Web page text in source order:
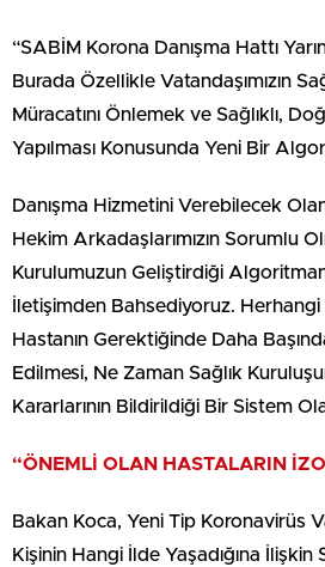
“SABİM Korona Danışma Hattı
Burada Özellikle Vatandaşımızın
Müracatını Önlemek ve Sağlıklı,
Yapılması Konusunda Yeni Bir
Danışma Hizmetini Verebilecek
Hekim Arkadaşlarımızın Sorumlu
Kurulumuzun Geliştirdiği
İletişimden Bahsediyoruz.
Hastanın Gerektiğinde Daha
Edilmesi, Ne Zaman Sağlık
Kararlarının Bildirildiği Bir Sistem
“ÖNEMLİ OLAN HASTALARIN
Bakan Koca, Yeni Tip Koronavirüs
Kişinin Hangi İlde Yaşadığına İlişkin